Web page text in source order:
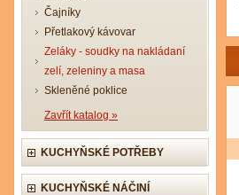
Čajníky
Přetlakový kávovar
Zeláky - soudky na nakládaní
zelí, zeleniny a masa
Skleněné poklice
Zavřít katalog »
KUCHYŇSKÉ POTŘEBY
KUCHYŇSKÉ NÁČINÍ